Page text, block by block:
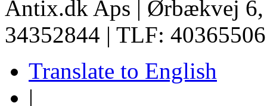
Antix.dk Aps | Ørbækvej
34352844 | TLF:
Translate to English
|